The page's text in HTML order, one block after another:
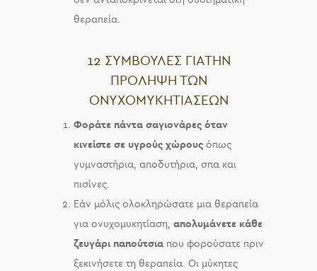
θεραπεία.
12 ΣΥΜΒΟΥΛΕΣ ΓΙΑΤΗΝ
ΠΡΟΛΗΨΗ ΤΩΝ
ΟΝΥΧΟΜΥΚΗΤΙΑΣΕΩΝ
Φοράτε πάντα σαγιονάρες όταν
κινείστε σε υγρούς χώρους όπως
γυμναστήρια, αποδυτήρια, σπα και
πισίνες.
Εάν μόλις ολοκληρώσατε μια θεραπεία
για ονυχομυκητίαση, απολυμάνετε κάθε
ζευγάρι παπούτσια που φορούσατε πριν
ξεκινήσετε τη θεραπεία. Οι μύκητες